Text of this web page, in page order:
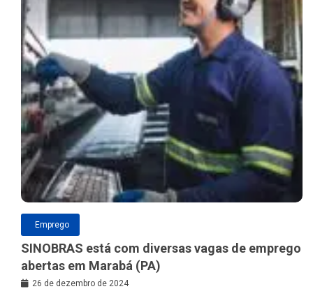
Emprego
SINOBRAS está com diversas vagas de emprego
abertas em Marabá (PA)
26 de dezembro de 2024